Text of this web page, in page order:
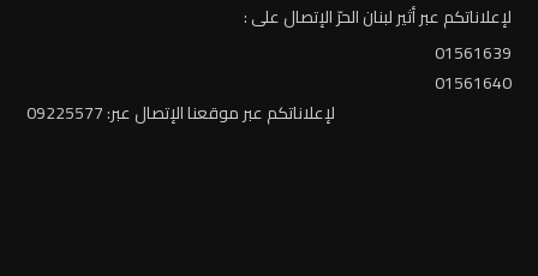
لإعلاناتكم عبر أثير لبنان الحرّ الإتصال على :
01561639
01561640
لإعلاناتكم عبر موقعنا الإتصال عبر: 09225577